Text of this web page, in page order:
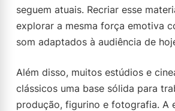
seguem atuais. Recriar esse
explorar a mesma força emotiva
som adaptados à audiência de
Além disso, muitos estúdios e
clássicos uma base sólida para
produção, figurino e fotografia. A